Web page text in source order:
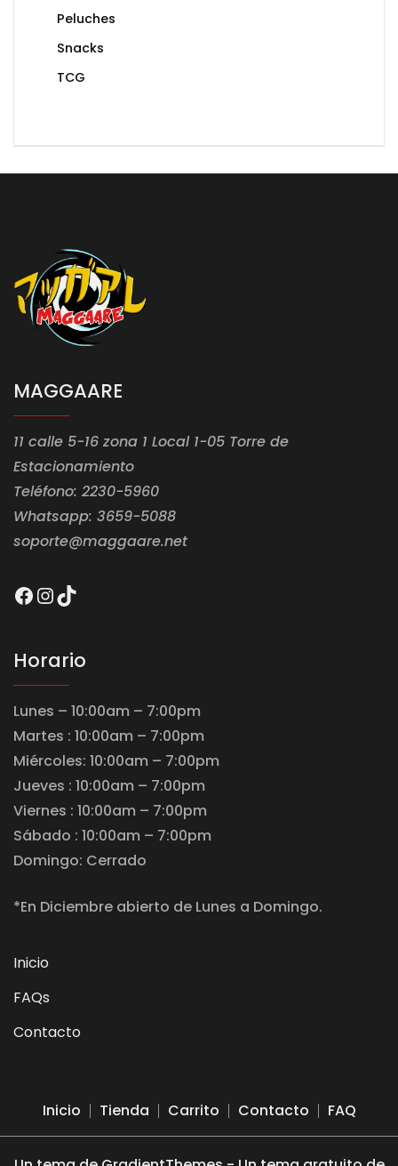
Peluches
Snacks
TCG
MAGGAARE
11 calle 5-16 zona 1 Local 1-05 Torre de
Estacionamiento
Teléfono: 2230-5960
Whatsapp: 3659-5088
soporte@maggaare.net
Facebook
Instagram
TikTok
Horario
Lunes – 10:00am – 7:00pm
Martes : 10:00am – 7:00pm
Miércoles: 10:00am – 7:00pm
Jueves : 10:00am – 7:00pm
Viernes : 10:00am – 7:00pm
Sábado : 10:00am – 7:00pm
Domingo: Cerrado
*En Diciembre abierto de Lunes a Domingo.
Inicio
FAQs
Contacto
Inicio Tienda Carrito Contacto FAQ